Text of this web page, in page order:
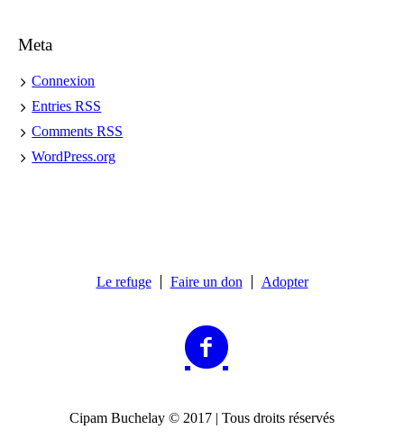
Meta
Connexion
EntriesRSS
CommentsRSS
WordPress.org
Le refuge Faire un don Adopter
Cipam Buchelay © 2017 | Tous droits réservés